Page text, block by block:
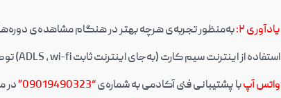
یادآوری ۲ :به‌منظور تجربه‌ی هرچه بهتر در هنگام مشاهده‌ی
استفاده از اینترنت سیم کارت (به‌جای اینترنت ثابت ADLS , wi-fi) توصیه می‌گردد. هرگونه اختلال احتمالی در پنل دانشجویی را
واتس آپبا پشتیبانی فنی آکادمی به شماره‌ی“09019490323”
در